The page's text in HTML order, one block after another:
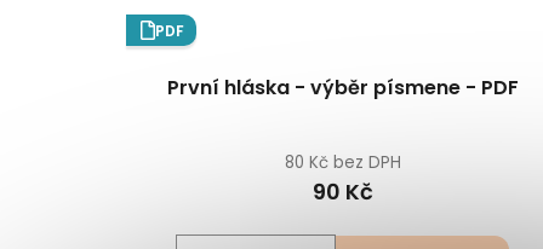
PDF
První hláska - výběr písmene - PDF
80 Kč bez DPH
90 Kč